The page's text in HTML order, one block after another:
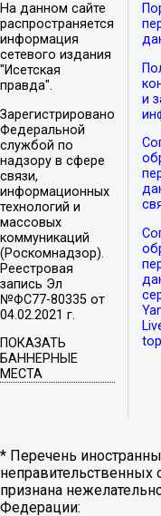
На данном сайте
распространяется
информация
сетевого издания
"Исетская
правда".
Зарегистрировано
Федеральной
службой по
надзору в сфере
связи,
информационных
технологий и
массовых
коммуникаций
(Роскомнадзор).
Реестровая
запись Эл
№ФС77-80335 от
04.02.2021 г.
ПОКАЗАТЬ
БАННЕРНЫЕ
МЕСТА
и
* Перечень
неправительственных
признана
Федерации: